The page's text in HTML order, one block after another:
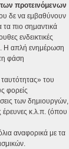
των προτεινόμενων
δε να εμβαθύνουν
τα πιο σημαντικά
ενδεικτικές
Η απλή ενημέρωση
φάση
ταυτότητας» του
φορείς
των δημιουργών,
έρευνες κ.λ.π. (όπου
αναφορικά με τα